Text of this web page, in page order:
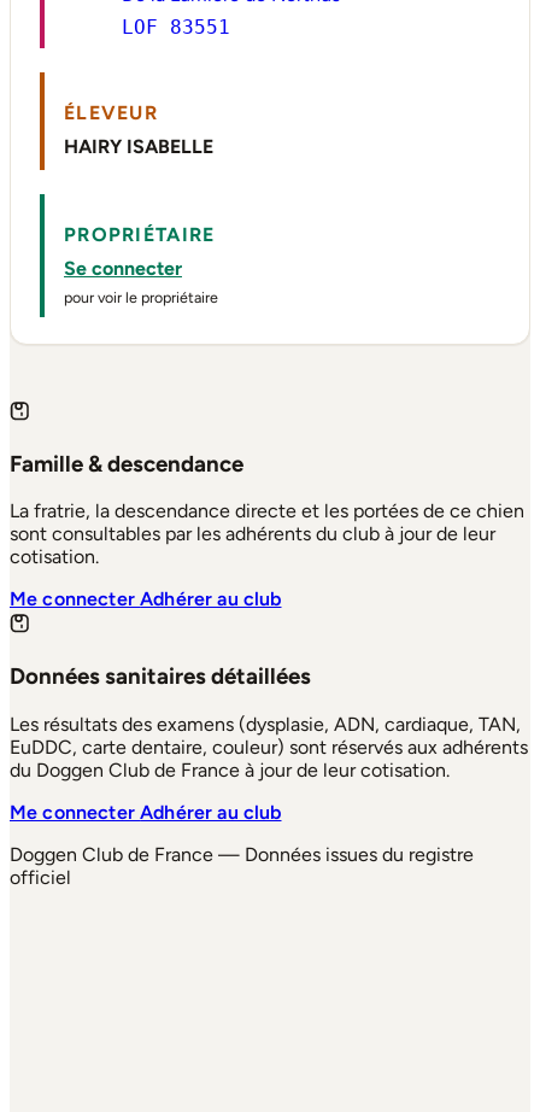
LOF 83551
ÉLEVEUR
HAIRY ISABELLE
PROPRIÉTAIRE
Se connecter
pour voir le propriétaire
Famille & descendance
La fratrie, la descendance directe et les portées de ce chien
sont consultables par les adhérents du club à jour de leur
cotisation.
Me connecterAdhérer au club
Données sanitaires détaillées
Les résultats des examens (dysplasie, ADN, cardiaque, TAN,
EuDDC, carte dentaire, couleur) sont réservés aux adhérents
du Doggen Club de France à jour de leur cotisation.
Me connecterAdhérer au club
Doggen Club de France — Données issues du registre
officiel